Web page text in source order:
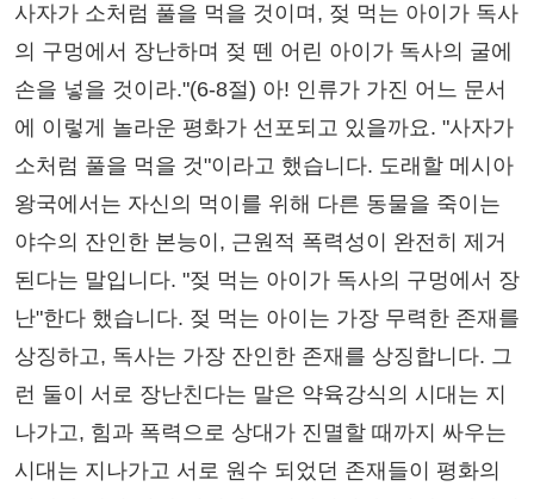
사자가 소처럼 풀을 먹을 것이며, 젖 먹는 아이가 독사
의 구멍에서 장난하며 젖 뗀 어린 아이가 독사의 굴에
손을 넣을 것이라."(6-8절) 아! 인류가 가진 어느 문서
에 이렇게 놀라운 평화가 선포되고 있을까요. "사자가
소처럼 풀을 먹을 것"이라고 했습니다. 도래할 메시아
왕국에서는 자신의 먹이를 위해 다른 동물을 죽이는
야수의 잔인한 본능이, 근원적 폭력성이 완전히 제거
된다는 말입니다. "젖 먹는 아이가 독사의 구멍에서 장
난"한다 했습니다. 젖 먹는 아이는 가장 무력한 존재를
상징하고, 독사는 가장 잔인한 존재를 상징합니다. 그
런 둘이 서로 장난친다는 말은 약육강식의 시대는 지
나가고, 힘과 폭력으로 상대가 진멸할 때까지 싸우는
시대는 지나가고 서로 원수 되었던 존재들이 평화의